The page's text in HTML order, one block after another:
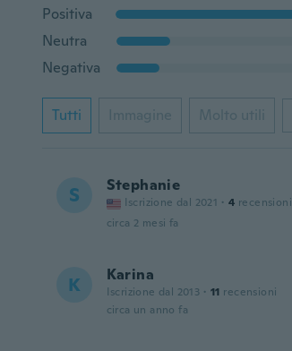
Positiva
Neutra
Negativa
Tutti Immagine Molto utili
S Stephanie
Iscrizione dal 2021 · 4 recensioni
circa 2 mesi fa
K Karina
Iscrizione dal 2013 · 11 recensioni
circa un anno fa